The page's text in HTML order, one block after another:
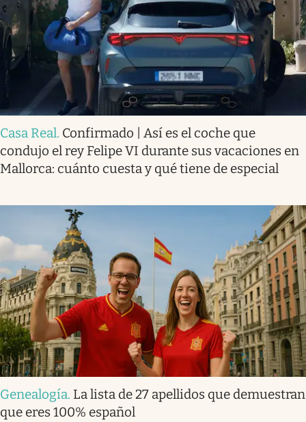
Casa Real. Confirmado | Así es el coche que
condujo el rey Felipe VI durante sus vacaciones en
Mallorca: cuánto cuesta y qué tiene de especial
Genealogía. La lista de 27 apellidos que demuestran
que eres 100% español